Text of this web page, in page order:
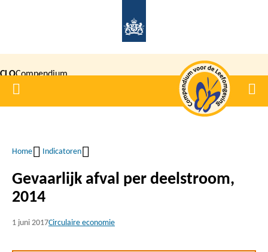
inhoud
gaan
CLOCompendium
voor de
Home
Kruimelpad
Home Indicatoren
Gevaarlijk afval per deelstroom,
2014
1 juni 2017Circulaire economie